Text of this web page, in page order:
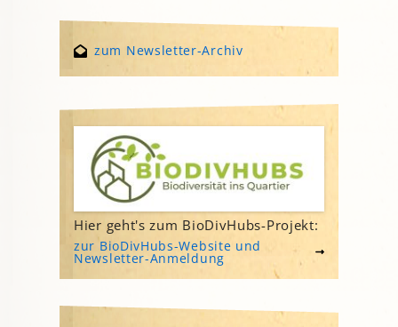
zum Newsletter-Archiv
Hier geht's zum BioDivHubs-Projekt:
zur BioDivHubs-Website und
Newsletter-Anmeldung